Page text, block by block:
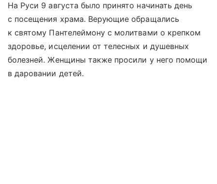
На Руси 9 августа было принято начинать день
с посещения храма. Верующие обращались
к святому Пантелеймону с молитвами о крепком
здоровье, исцелении от телесных и душевных
болезней. Женщины также просили у него помощи
в даровании детей.